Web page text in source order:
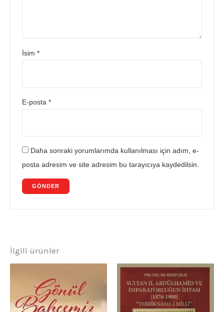
İsim*
E-posta*
Daha sonraki yorumlarımda kullanılması için adım, e-
posta adresim ve site adresim bu tarayıcıya kaydedilsin.
İlgili ürünler